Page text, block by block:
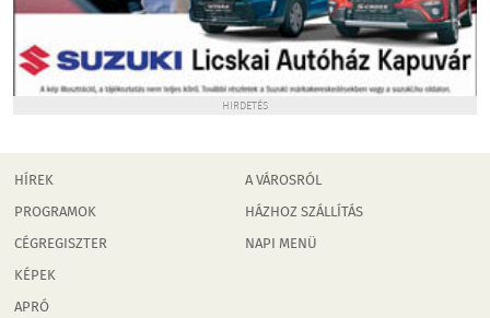
HIRDETÉS
HÍREK
PROGRAMOK
CÉGREGISZTER
KÉPEK
APRÓ
A VÁROSRÓL
HÁZHOZ SZÁLLÍTÁS
NAPI MENÜ